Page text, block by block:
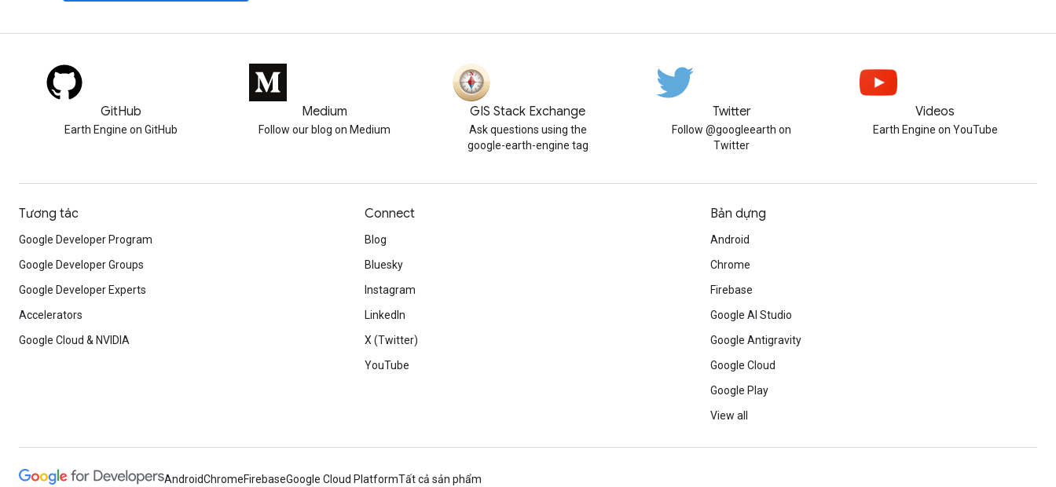
GitHub
Earth Engine on GitHub
Medium
Follow our blog on Medium
GIS Stack Exchange
Ask questions using the
google-earth-engine tag
Twitter
Follow @googleearth on
Twitter
Videos
Earth Engine on YouTube
Tương tác
Google Developer Program
Google Developer Groups
Google Developer Experts
Accelerators
Google Cloud & NVIDIA
Connect
Blog
Bluesky
Instagram
LinkedIn
X (Twitter)
YouTube
Bản dựng
Android
Chrome
Firebase
Google AI Studio
Google Antigravity
Google Cloud
Google Play
View all
AndroidChromeFirebaseGoogle Cloud PlatformTất cả sản phẩm